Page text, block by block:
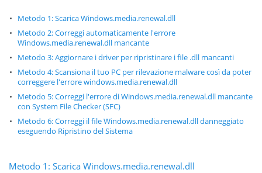
Metodo 1: Scarica Windows.media.renewal.dll
Metodo 2: Correggi automaticamente l'errore
Windows.media.renewal.dll mancante
Metodo 3: Aggiornare i driver per ripristinare i file .dll mancanti
Metodo 4: Scansiona il tuo PC per rilevazione malware così da poter
correggere l'errore windows.media.renewal.dll
Metodo 5: Correggi l'errore di Windows.media.renewal.dll mancante
con System File Checker (SFC)
Metodo 6: Correggi il file Windows.media.renewal.dll danneggiato
eseguendo Ripristino del Sistema
Metodo 1: Scarica Windows.media.renewal.dll